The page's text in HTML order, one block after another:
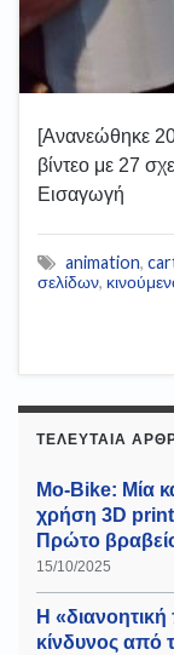
[Ανανεώθηκε
βίντεο με 27
Εισαγωγή
animation,
σελίδων,
ΤΕΛΕΥΤΑΊΑ
Mo-Bike: Μία
χρήση 3D
Πρώτο
15/10/2025
Η
κίνδυνος από